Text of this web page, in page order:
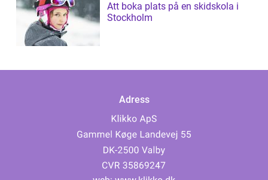
Att boka plats på en skidskola i
Stockholm
Adress